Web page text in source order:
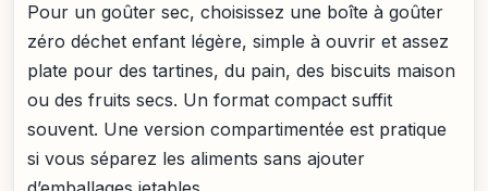
Pour un goûter sec, choisissez une boîte à goûter
zéro déchet enfant légère, simple à ouvrir et assez
plate pour des tartines, du pain, des biscuits maison
ou des fruits secs. Un format compact suffit
souvent. Une version compartimentée est pratique
si vous séparez les aliments sans ajouter